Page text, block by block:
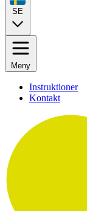
SE
Meny
Instruktioner
Kontakt